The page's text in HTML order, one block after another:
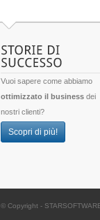
Vuoi sapere come abbiamo
ottimizzato il business dei
nostri clienti?
Scopri di più!
© Copyright -